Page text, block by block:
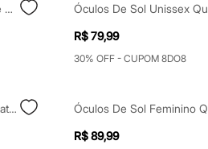
Óculos De Sol Feminino Quadrado De Acetato Triton Cinza
R$ 79,99
30% OFF - CUPOM 8DO8
Óculos De Sol Feminino Oval De Acetato Triton Preto
R$ 89,99